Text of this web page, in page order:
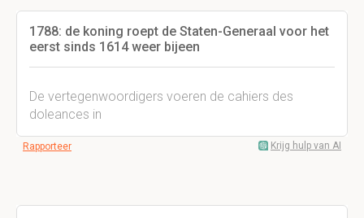
1788: de koning roept de Staten-Generaal voor het
eerst sinds 1614 weer bijeen
De vertegenwoordigers voeren de cahiers des
doleances in
Rapporteer Krijg hulp van AI